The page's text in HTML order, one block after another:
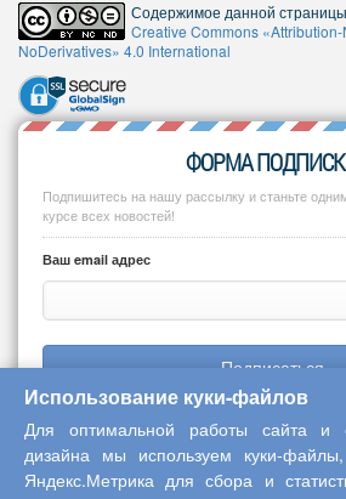
Содержимое данной
Creative Commons
NoDerivatives» 4.0 International
ФОРМА
Подпишитесь на нашу рассылку и станьте
курсе всех новостей!
Ваш email адрес
Подписаться
Copyright © 2013-2026 Центр научного
Использование куки-файлов
Для оптимальной работы сайта и
дизайна мы используем куки-
Яндекс.Метрика для сбора и